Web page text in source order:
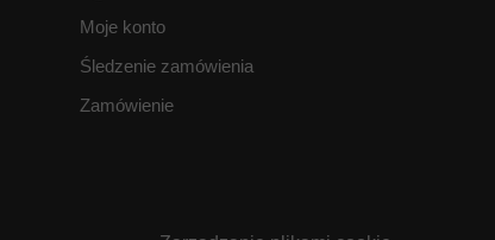
Moje konto
Śledzenie zamówienia
Zamówienie